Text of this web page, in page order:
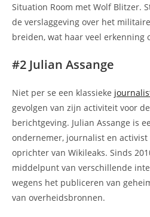
Situation Room met Wolf Blitzer.
de verslaggeving over het
breiden, wat haar veel erkenning
#2 Julian Assange
Niet per se een klassieke
gevolgen van zijn activiteit voor
berichtgeving. Julian Assange is
ondernemer, journalist en
oprichter van Wikileaks. Sinds
middelpunt van verschillende
wegens het publiceren van
van overheidsbronnen.